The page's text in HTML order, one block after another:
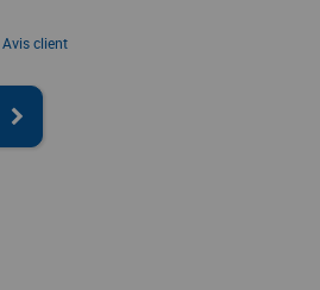
Avis client